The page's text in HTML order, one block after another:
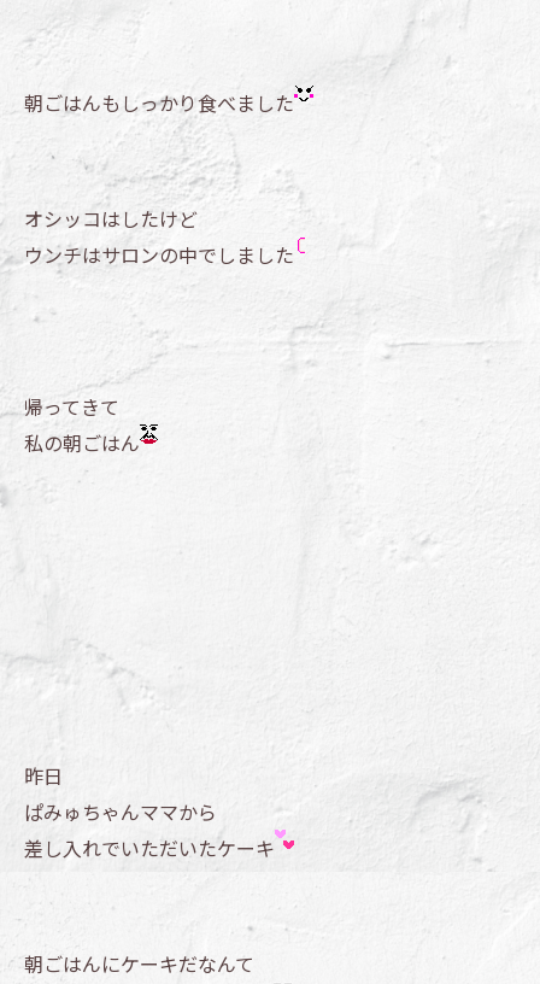
朝ごはんもしっかり食べました
オシッコはしたけど
ウンチはサロンの中でしました
帰ってきて
私の朝ごはん
昨日
ぱみゅちゃんママから
差し入れでいただいたケーキ
朝ごはんにケーキだなんて